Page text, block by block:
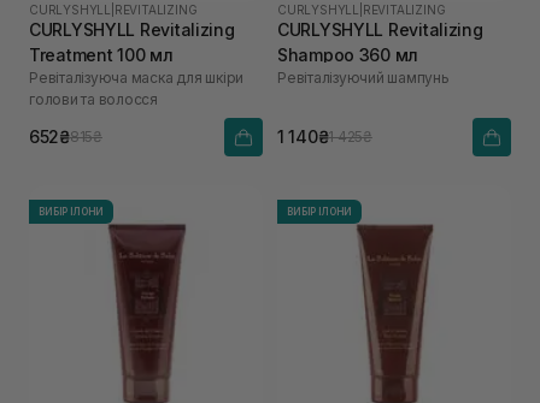
CURLYSHYLL REVITALIZING
CURLYSHYLL Revitalizing
Treatment 100 мл
Ревіталізуюча маска для шкіри
голови та волосся
652₴815₴
CURLYSHYLL REVITALIZING
CURLYSHYLL Revitalizing
Shampoo 360 мл
Ревіталізуючий шампунь
1 140₴1 425₴
ВИБІР ІЛОНИ ВИБІР ІЛОНИ